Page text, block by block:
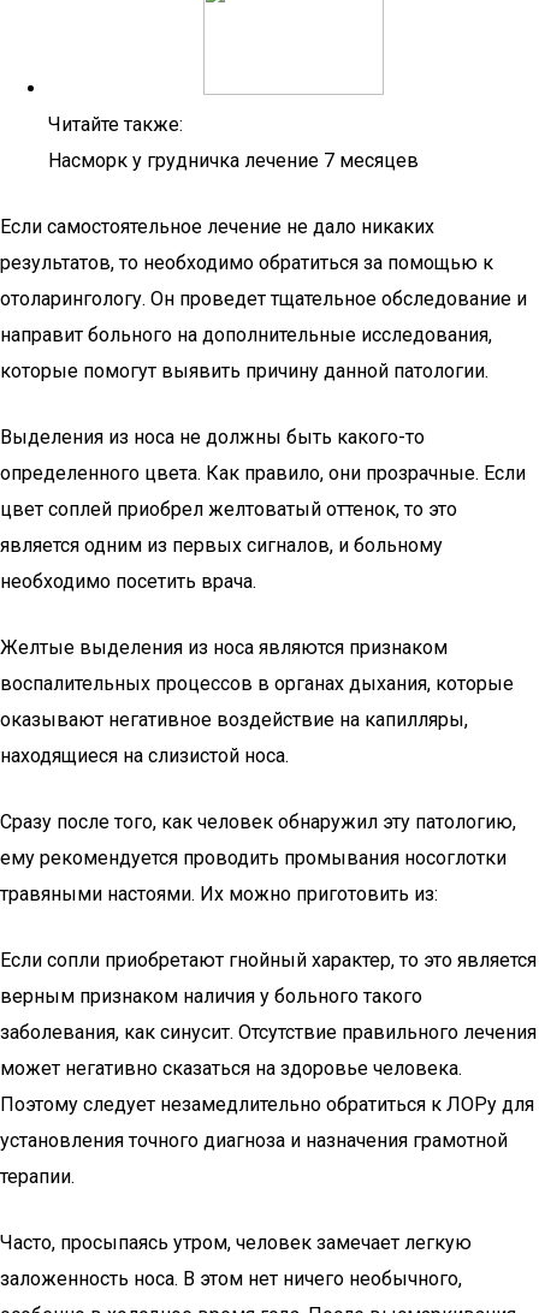
Читайте также:
Насморк у грудничка лечение 7 месяцев
Если самостоятельное лечение не дало никаких
результатов, то необходимо обратиться за помощью к
отоларингологу. Он проведет тщательное обследование и
направит больного на дополнительные исследования,
которые помогут выявить причину данной патологии.
Выделения из носа не должны быть какого-то
определенного цвета. Как правило, они прозрачные. Если
цвет соплей приобрел желтоватый оттенок, то это
является одним из первых сигналов, и больному
необходимо посетить врача.
Желтые выделения из носа являются признаком
воспалительных процессов в органах дыхания, которые
оказывают негативное воздействие на капилляры,
находящиеся на слизистой носа.
Сразу после того, как человек обнаружил эту патологию,
ему рекомендуется проводить промывания носоглотки
травяными настоями. Их можно приготовить из:
Если сопли приобретают гнойный характер, то это является
верным признаком наличия у больного такого
заболевания, как синусит. Отсутствие правильного лечения
может негативно сказаться на здоровье человека.
Поэтому следует незамедлительно обратиться к ЛОРу для
установления точного диагноза и назначения грамотной
терапии.
Часто, просыпаясь утром, человек замечает легкую
заложенность носа. В этом нет ничего необычного,